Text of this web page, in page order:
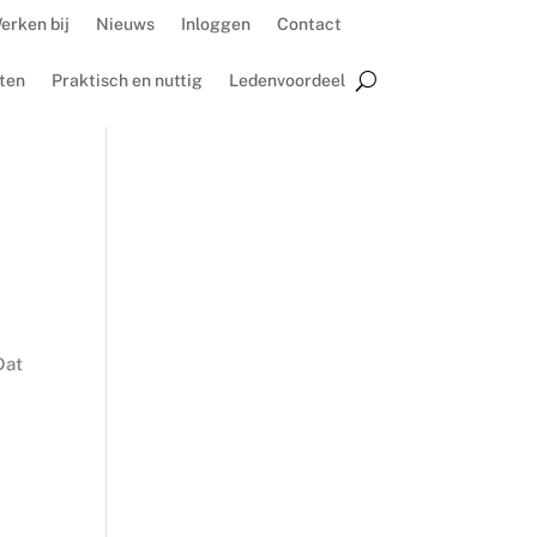
bij Nieuws Inloggen Contact
Praktisch en nuttig Ledenvoordeel